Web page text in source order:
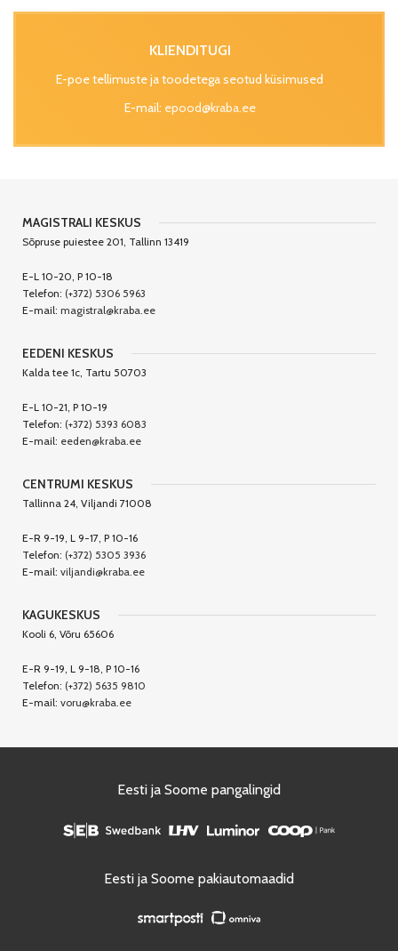
KLIENDITUGI
E-poe tellimuste ja toodetega seotud küsimused
E-mail: epood@kraba.ee
MAGISTRALI KESKUS
Sõpruse puiestee 201, Tallinn 13419
E-L 10-20, P 10-18
Telefon: (+372) 5306 5963
E-mail: magistral@kraba.ee
EEDENI KESKUS
Kalda tee 1c, Tartu 50703
E-L 10-21, P 10-19
Telefon: (+372) 5393 6083
E-mail: eeden@kraba.ee
CENTRUMI KESKUS
Tallinna 24, Viljandi 71008
E-R 9-19, L 9-17, P 10-16
Telefon: (+372) 5305 3936
E-mail: viljandi@kraba.ee
KAGUKESKUS
Kooli 6, Võru 65606
E-R 9-19, L 9-18, P 10-16
Telefon: (+372) 5635 9810
E-mail: voru@kraba.ee
Eesti ja Soome pangalingid
Eesti ja Soome pakiautomaadid